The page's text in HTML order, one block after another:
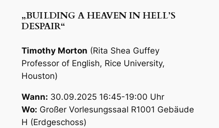
„BUILDING A HEAVEN IN HELL’S
DESPAIR“
Timothy Morton (Rita Shea Guffey
Professor of English, Rice University,
Houston)
Wann: 30.09.2025 16:45-19:00 Uhr
Wo: Großer Vorlesungssaal R1001 Gebäude
H (Erdgeschoss)